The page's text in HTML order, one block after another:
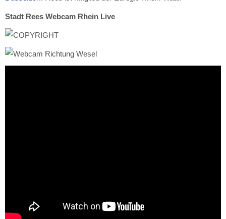
Stadt Rees Webcam Rhein Live